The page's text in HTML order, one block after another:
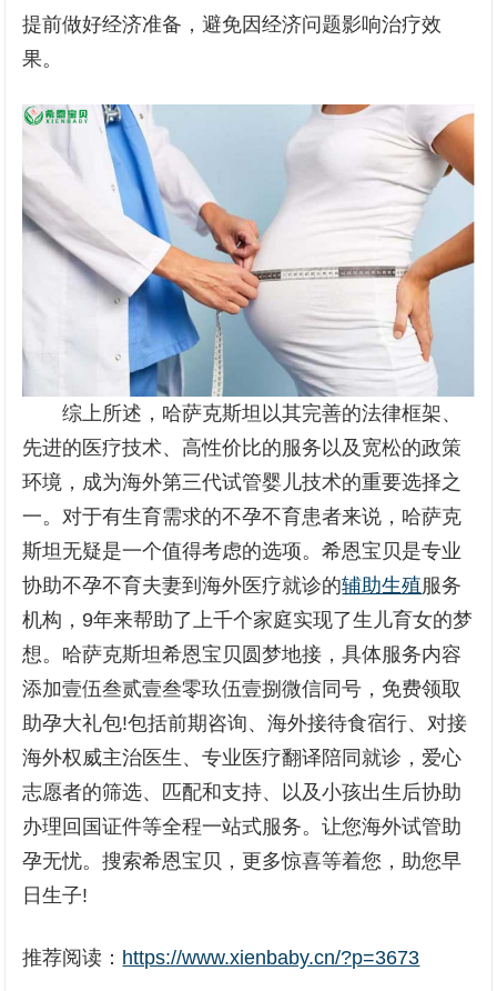
提前做好经济准备，避免因经济问题影响治疗效
果。
综上所述，哈萨克斯坦以其完善的法律框架、
先进的医疗技术、高性价比的服务以及宽松的政策
环境，成为海外第三代试管婴儿技术的重要选择之
一。对于有生育需求的不孕不育患者来说，哈萨克
斯坦无疑是一个值得考虑的选项。希恩宝贝是专业
协助不孕不育夫妻到海外医疗就诊的辅助生殖服务
机构，9年来帮助了上千个家庭实现了生儿育女的梦
想。哈萨克斯坦希恩宝贝圆梦地接，具体服务内容
添加壹伍叁贰壹叁零玖伍壹捌微信同号，免费领取
助孕大礼包!包括前期咨询、海外接待食宿行、对接
海外权威主治医生、专业医疗翻译陪同就诊，爱心
志愿者的筛选、匹配和支持、以及小孩出生后协助
办理回国证件等全程一站式服务。让您海外试管助
孕无忧。搜索希恩宝贝，更多惊喜等着您，助您早
日生子!
推荐阅读： https://www.xienbaby.cn/?p=3673